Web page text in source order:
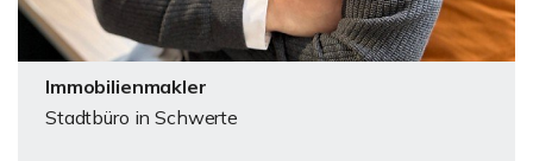
Immobilienmakler
Stadtbüro in Schwerte